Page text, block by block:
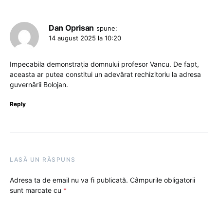
Dan Oprisan spune:
14 august 2025 la 10:20
Impecabila demonstrația domnului profesor Vancu. De fapt,
aceasta ar putea constitui un adevărat rechizitoriu la adresa
guvernării Bolojan.
Reply
LASĂ UN RĂSPUNS
Adresa ta de email nu va fi publicată. Câmpurile obligatorii
sunt marcate cu *